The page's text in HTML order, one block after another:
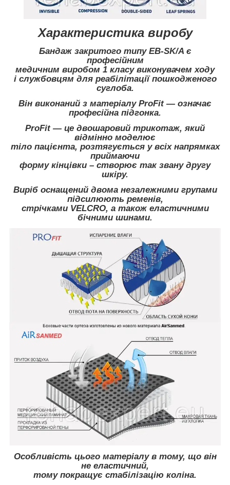
Характеристика виробу
Бандаж закритого типу EB-SK/A є
професійним
медичним виробом 1 класу виконувачем ходу
і службовцям для реабілітації пошкодженого
суглоба.
Він виконаний з матеріалу ProFit — означає
професійна підгонка.
ProFit — це двошаровий трикотаж, який
відмінно моделює
тіло пацієнта, розтягується у всіх напрямках
приймаючи
форму кінцівки – створює так звану другу
шкіру.
Виріб оснащений двома незалежними групами
підсилюють ременів,
стрічками VELCRO, а також еластичними
бічними шинами.
Особливість цього матеріалу в тому, що він
не еластичний,
тому покращує стабілізацію коліна.